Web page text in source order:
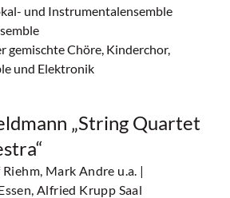
und Instrumentalensemble
gemischte Chöre, Kinderchor,
und Elektronik
„String Quartet
Riehm, Mark Andre u.a. |
Alfried Krupp Saal